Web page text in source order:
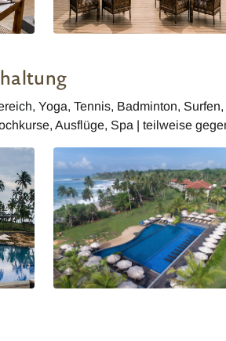
Yoga, Tennis, Badminton,
Ausflüge, Spa | teilweise